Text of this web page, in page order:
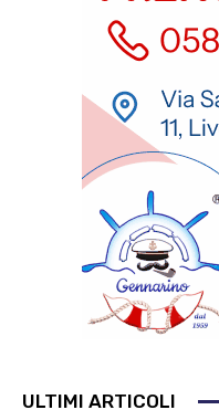
ULTIMI ARTICOLI